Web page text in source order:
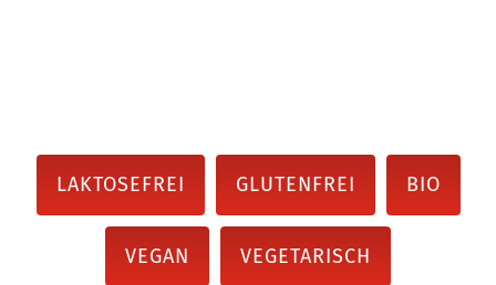
LAKTOSEFREI GLUTENFREI BIO
VEGAN VEGETARISCH